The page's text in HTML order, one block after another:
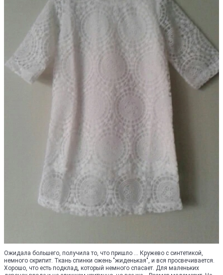
Ожидала большего, получила то, что пришло ... Кружево с синтетикой,
немного скрипит. Ткань спинки ожень "жиденькая", и вся просвечивается.
Хорошо, что есть подклад, который немного спасает. Для маленьких